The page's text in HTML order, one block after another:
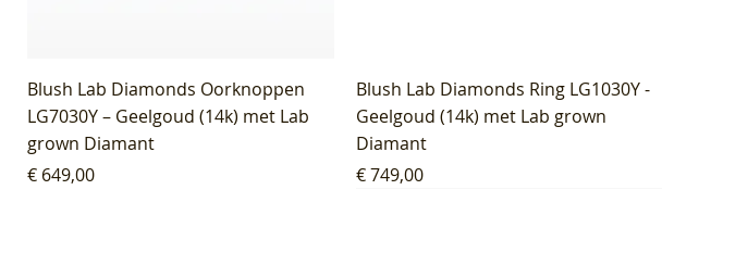
Blush Lab Diamonds Oorknoppen
LG7030Y – Geelgoud (14k) met Lab
grown Diamant
Prijs
€ 649,00
Blush Lab Diamonds Ring LG1030Y -
Geelgoud (14k) met Lab grown
Diamant
Prijs
€ 749,00